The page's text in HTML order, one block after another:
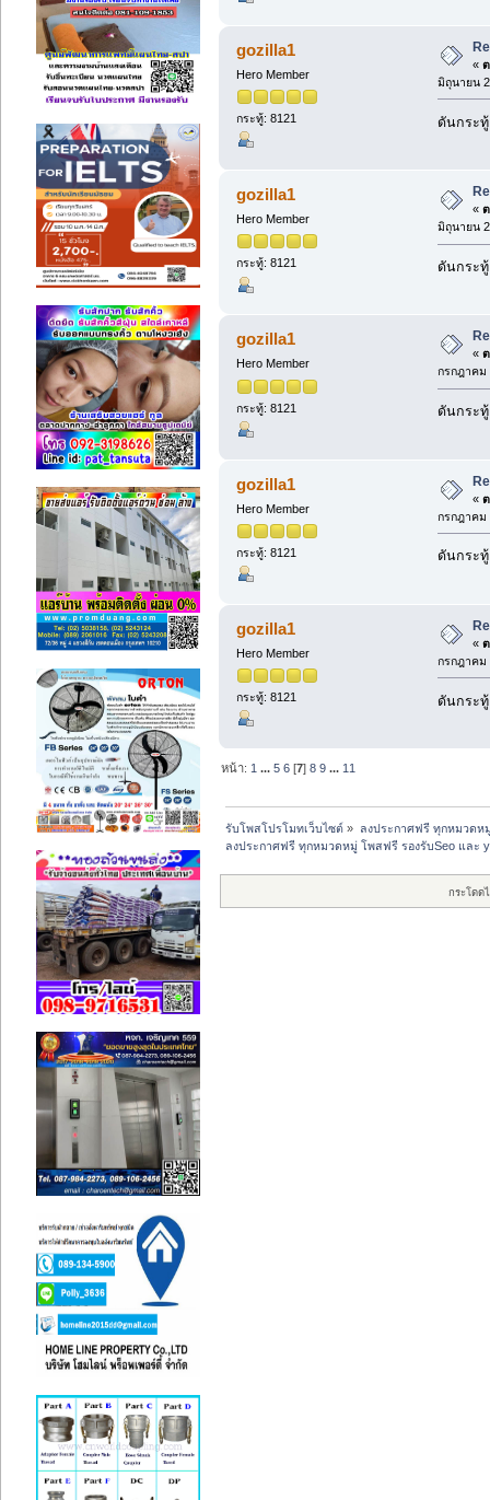
gozilla1
Hero Member
กระทู้: 8121
«
มิถุนายน
ดันกระ
gozilla1
Hero Member
กระทู้: 8121
«
มิถุนายน
ดันกระ
gozilla1
Hero Member
กระทู้: 8121
«
กรกฎาคม
ดันกระ
gozilla1
Hero Member
กระทู้: 8121
«
กรกฎาคม
ดันกระ
gozilla1
Hero Member
กระทู้: 8121
«
กรกฎาคม
ดันกระ
หน้า: 1 ...5 6 [7]8 9 ... 11
รับโพสโปรโมทเว็บไซต์ » ลงประกาศฟรี ทุกหมวดห
ลงประกาศฟรี ทุกหมวดหมู่ โพสฟรี รองรับSeo และ
กระโดด